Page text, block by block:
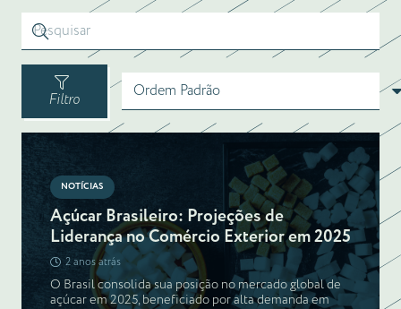
Filtro
NOTÍCIAS
Açúcar Brasileiro: Projeções de
Liderança no Comércio Exterior em 2025
2 anos atrás
O Brasil consolida sua posição no mercado global de
açúcar em 2025, beneficiado por alta demanda em